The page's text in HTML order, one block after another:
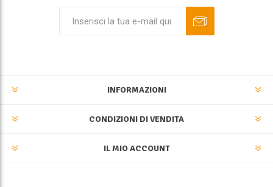
INFORMAZIONI
CONDIZIONI DI VENDITA
IL MIO ACCOUNT